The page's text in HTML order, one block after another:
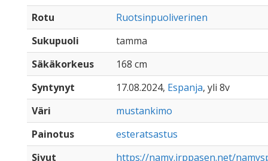
Rotu
Ruotsinpuoliverinen
Sukupuoli
tamma
Säkäkorkeus
168 cm
Syntynyt
17.08.2024, Espanja, yli 8v
Väri
mustankimo
Painotus
esteratsastus
Sivut
https://namy.irppasen.net/